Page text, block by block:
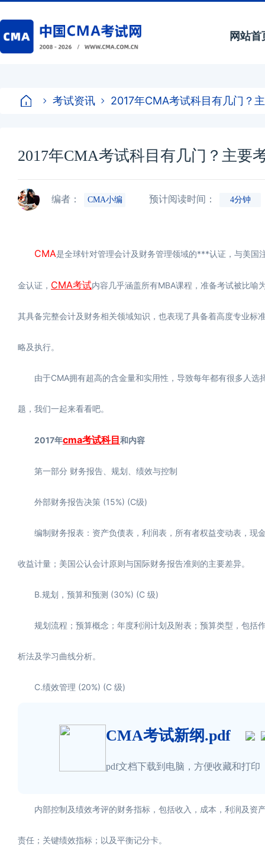
网站首
考试资讯 2017年CMA考试科目有几门？
2017年CMA考试科目有几门？主要
编者： CMA小编 预计阅读时间： 4分钟
CMA是全球针对管理会计及财务管理领域的***认证，与美国
金认证， CMA考试内容几乎涵盖所有MBA课程，准备考试被比
其具备完整会计及财务相关领域知识，也表现了具备着高度专业
略及执行。
由于CMA拥有超高的含金量和实用性，导致每年都有很多人选
题，我们一起来看看吧。
2017年cma考试科目和内容
第一部分 财务报告、规划、绩效与控制
外部财务报告决策 (15%) (C级)
编制财务报表：资产负债表，利润表，所有者权益变动表，现
收益计量；美国公认会计原则与国际财务报告准则的主要差异。
B.规划，预算和预测 (30%) (C 级)
规划流程；预算概念；年度利润计划及附表；预算类型，包括
析法及学习曲线分析。
C.绩效管理 (20%) (C 级)
CMA考试新纲.pdf
pdf文档下载到电脑，方便收藏和打印
内部控制及绩效考评的财务指标，包括收入，成本，利润及资
责任；关键绩效指标；以及平衡记分卡。